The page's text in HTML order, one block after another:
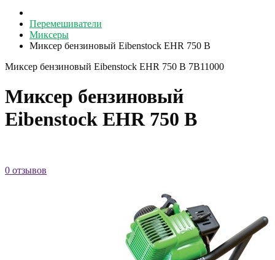
Перемешиватели
Миксеры
Миксер бензиновый Eibenstock EHR 750 B
Миксер бензиновый Eibenstock EHR 750 B 7B11000
Миксер бензиновый
Eibenstock EHR 750 B
0 отзывов